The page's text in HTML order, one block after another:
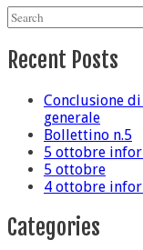
Recent Posts
Conclusione
generale
Bollettino n.5
5 ottobre
5 ottobre
4 ottobre
Categories